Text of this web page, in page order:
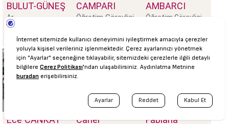
BULUT-GÜNEŞ
Ar.
CAMPARI
Öğretim Görevlisi
AMBARCI
Öğretim Görevlisi
Ece CANKAT Caner Fabiana